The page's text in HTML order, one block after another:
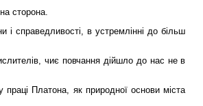
сторона.
справедливості, в устремлінні до більш
чиє повчання дійшло до нас не в
Платона, як природної основи міста